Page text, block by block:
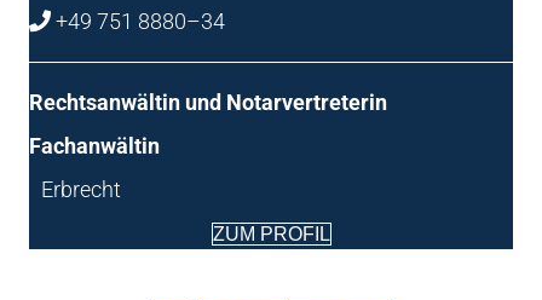
+49 751 8880–34
Rechts­an­wäl­tin und Notarvertreterin
Fach­an­wäl­tin
Erbrecht
ZUM PRO­FIL